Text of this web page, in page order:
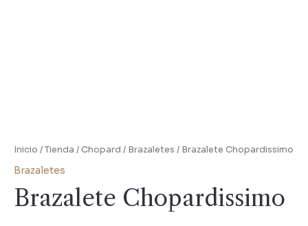
Inicio /Tienda / Chopard / Brazaletes / Brazalete Chopardissimo
Brazaletes
Brazalete Chopardissimo